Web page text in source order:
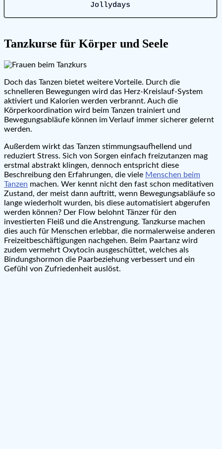
Jollydays
Tanzkurse für Körper und Seele
Doch das Tanzen bietet weitere Vorteile. Durch die
schnelleren Bewegungen wird das Herz-Kreislauf-System
aktiviert und Kalorien werden verbrannt. Auch die
Körperkoordination wird beim Tanzen trainiert und
Bewegungsabläufe können im Verlauf immer sicherer gelernt
werden.
Außerdem wirkt das Tanzen stimmungsaufhellend und
reduziert Stress. Sich von Sorgen einfach freizutanzen mag
erstmal abstrakt klingen, dennoch entspricht diese
Beschreibung den Erfahrungen, die viele Menschen beim
Tanzen machen. Wer kennt nicht den fast schon meditativen
Zustand, der meist dann auftritt, wenn Bewegungsabläufe so
lange wiederholt wurden, bis diese automatisiert abgerufen
werden können? Der Flow belohnt Tänzer für den
investierten Fleiß und die Anstrengung. Tanzkurse machen
dies auch für Menschen erlebbar, die normalerweise anderen
Freizeitbeschäftigungen nachgehen. Beim Paartanz wird
zudem vermehrt Oxytocin ausgeschüttet, welches als
Bindungshormon die Paarbeziehung verbessert und ein
Gefühl von Zufriedenheit auslöst.